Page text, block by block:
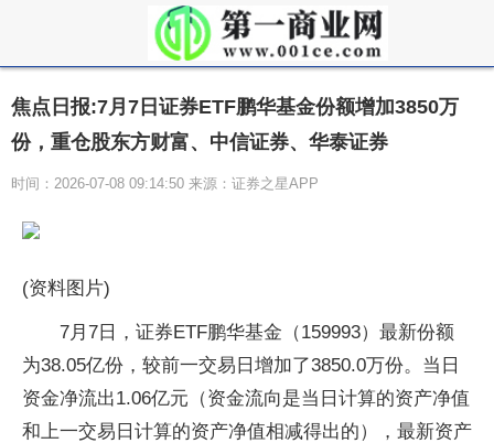
焦点日报:7月7日证券ETF鹏华基金份额增加3850万
份，重仓股东方财富、中信证券、华泰证券
时间：2026-07-08 09:14:50 来源：证券之星APP
(资料图片)
7月7日，证券ETF鹏华基金（159993）最新份额
为38.05亿份，较前一交易日增加了3850.0万份。当日
资金净流出1.06亿元（资金流向是当日计算的资产净值
和上一交易日计算的资产净值相减得出的），最新资产